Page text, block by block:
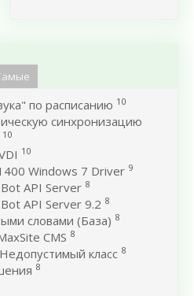
по расписанию 10
синхронизацию
10
10
Windows 7 Driver 9
API Server 8
API Server 9.2 8
словами (База) 8
CMS 8
класс 8
8